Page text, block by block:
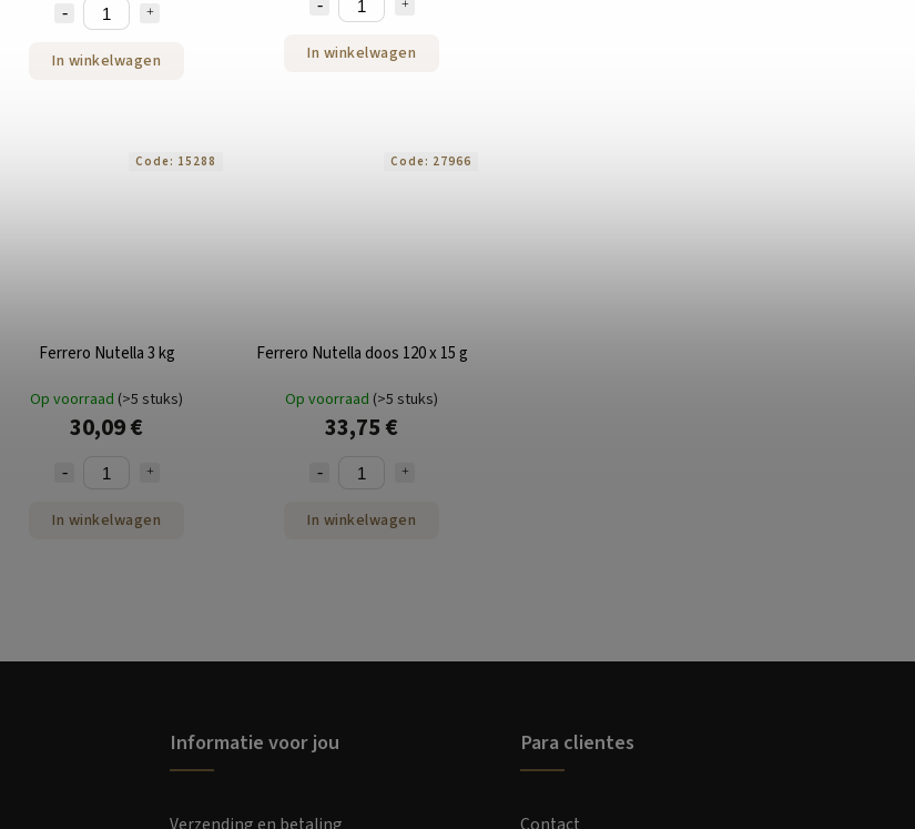
In winkelwagen In winkelwagen
Ferrero Nutella 3 kg
Op voorraad (>5 stuks)
30,09 €
In winkelwagen
Code: 15288
Ferrero Nutella doos 120 x 15 g
Op voorraad (>5 stuks)
33,75 €
In winkelwagen
Code: 27966
Informatie voor jou Para clientes